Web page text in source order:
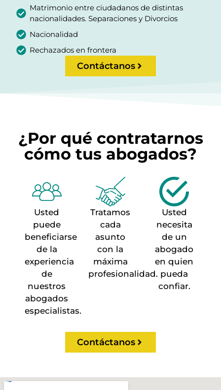
Matrimonio entre ciudadanos de distintas
nacionalidades. Separaciones y Divorcios
Nacionalidad
Rechazados en frontera
Contáctanos
¿Por qué contratarnos
cómo tus abogados?
Usted
puede
beneficiarse
de la
experiencia
de
nuestros
abogados
especialistas.
Tratamos
cada
asunto
con la
máxima
profesionalidad.
Usted
necesita
de un
abogado
en quien
pueda
confiar.
Contáctanos